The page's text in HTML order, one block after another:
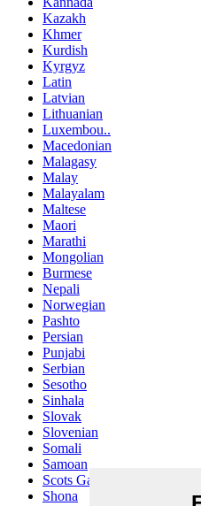
Kazakh
Khmer
Kurdish
Kyrgyz
Latin
Latvian
Lithuanian
Luxembou..
Macedonian
Malagasy
Malay
Malayalam
Maltese
Maori
Marathi
Mongolian
Burmese
Nepali
Norwegian
Pashto
Persian
Punjabi
Serbian
Sesotho
Sinhala
Slovak
Slovenian
Somali
Samoan
Scots Gaelic
Shona